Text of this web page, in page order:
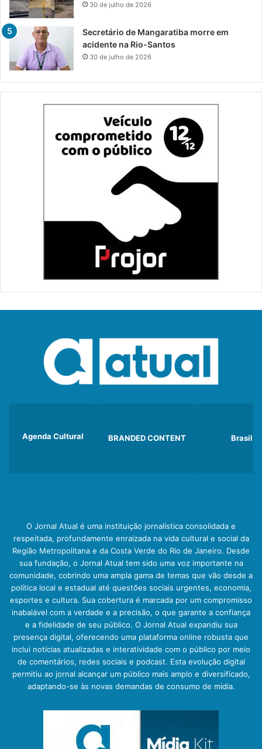
30 de julho de 2026
Secretário de Mangaratiba morre em
acidente na Rio-Santos
30 de julho de 2026
Agenda Cultural BRANDED CONTENT Brasil
O Jornal Atual é uma instituição jornalística consolidada e
respeitada, profundamente enraizada na vida cultural e social da
Região Metropolitana e da Costa Verde do Rio de Janeiro. Desde
sua fundação, o Jornal Atual tem sido uma voz importante na
comunidade, cobrindo uma ampla gama de temas que vão desde a
política local e estadual até questões sociais urgentes, economia,
esportes e cultura. Sua cobertura é marcada por um compromisso
inabalável com a verdade e a precisão, o que garante a confiança
e a fidelidade de seu público. O Jornal Atual expandiu sua
presença digital, oferecendo uma plataforma online robusta que
inclui notícias atualizadas e interatividade com o público por meio
de comentários, redes sociais e podcast. Esta evolução digital
permitiu ao jornal alcançar um público mais amplo e diversificado,
adaptando-se às novas demandas de consumo de mídia.